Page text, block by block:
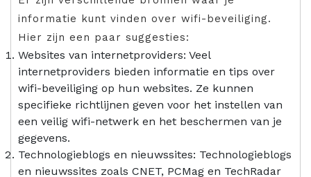
informatie kunt vinden over wifi-beveiliging.
Hier zijn een paar suggesties:
Websites van internetproviders: Veel
internetproviders bieden informatie en tips over
wifi-beveiliging op hun websites. Ze kunnen
specifieke richtlijnen geven voor het instellen van
een veilig wifi-netwerk en het beschermen van je
gegevens.
Technologieblogs en nieuwssites: Technologieblogs
en nieuwssites zoals CNET, PCMag en TechRadar